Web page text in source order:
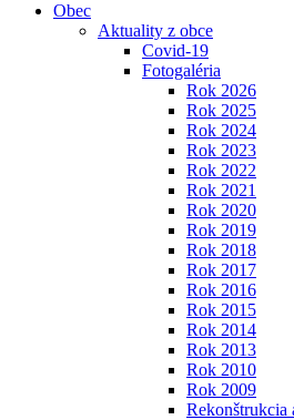
Obec
Aktuality z obce
Covid-19
Fotogaléria
Rok 2026
Rok 2025
Rok 2024
Rok 2023
Rok 2022
Rok 2021
Rok 2020
Rok 2019
Rok 2018
Rok 2017
Rok 2016
Rok 2015
Rok 2014
Rok 2013
Rok 2010
Rok 2009
Rekonštrukcia